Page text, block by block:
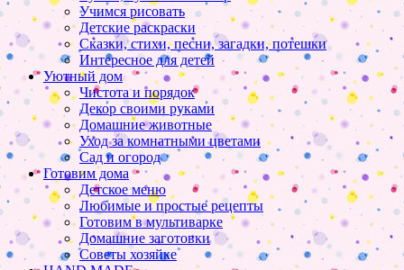
Учимся рисовать
Детские раскраски
Сказки, стихи, песни, загадки, потешки
Интересное для детей
Уютный дом
Чистота и порядок
Декор своими руками
Домашние животные
Уход за комнатными цветами
Сад и огород
Готовим дома
Детское меню
Любимые и простые рецепты
Готовим в мультиварке
Домашние заготовки
Советы хозяйке